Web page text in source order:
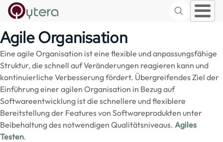
Skip to main content Suche
Agile Organisation
Eine agile Organisation ist eine flexible und anpassungsfähige
Struktur, die schnell auf Veränderungen reagieren kann und
kontinuierliche Verbesserung fördert. Übergreifendes Ziel der
Einführung einer agilen Organisation in Bezug auf
Softwareentwicklung ist die schnellere und flexiblere
Bereitstellung der Features von Softwareprodukten unter
Beibehaltung des notwendigen Qualitätsniveaus. Agiles
Testen.